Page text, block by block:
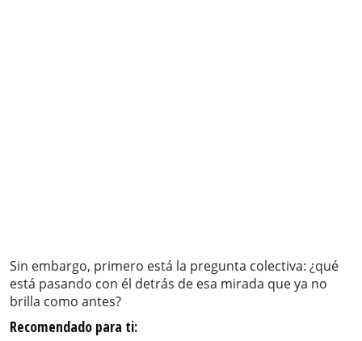
Sin embargo, primero está la pregunta colectiva: ¿qué
está pasando con él detrás de esa mirada que ya no
brilla como antes?
Recomendado para ti: